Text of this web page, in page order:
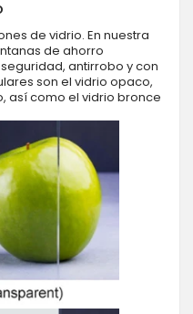
de vidrio. En nuestra
de ahorro
antirrobo y con
son el vidrio opaco,
así como el vidrio bronce